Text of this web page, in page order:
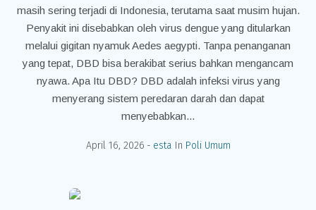
masih sering terjadi di Indonesia, terutama saat musim hujan.
Penyakit ini disebabkan oleh virus dengue yang ditularkan
melalui gigitan nyamuk Aedes aegypti. Tanpa penanganan
yang tepat, DBD bisa berakibat serius bahkan mengancam
nyawa. Apa Itu DBD? DBD adalah infeksi virus yang
menyerang sistem peredaran darah dan dapat
menyebabkan...
April 16, 2026 esta In Poli Umum